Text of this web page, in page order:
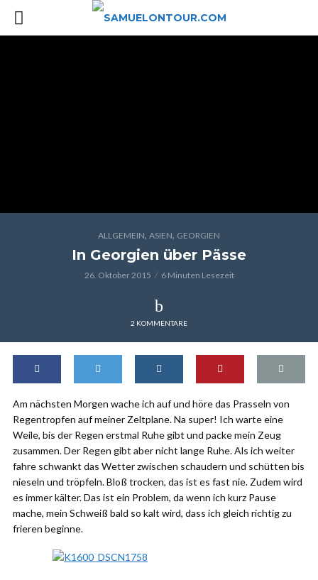
ALLGEMEIN, ASIEN, GEORGIEN
In Georgien über Pässe
26. Oktober 2015 6 Minuten Lesezeit
2 KOMMENTARE
Am nächsten Morgen wache ich auf und höre das Prasseln von
Regentropfen auf meiner Zeltplane. Na super! Ich warte eine
Weile, bis der Regen erstmal Ruhe gibt und packe mein Zeug
zusammen. Der Regen gibt aber nicht lange Ruhe. Als ich weiter
fahre schwankt das Wetter zwischen schaudern und schütten bis
nieseln und tröpfeln. Bloß trocken, das ist es fast nie. Zudem wird
es immer kälter. Das ist ein Problem, da wenn ich kurz Pause
mache, mein Schweiß bald so kalt wird, dass ich gleich richtig zu
frieren beginne.